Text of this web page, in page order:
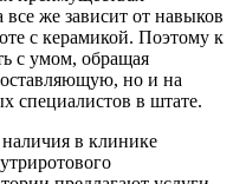
же зависит от навыков
с керамикой. Поэтому к
с умом, обращая
но и на
специалистов в штате.
в клинике